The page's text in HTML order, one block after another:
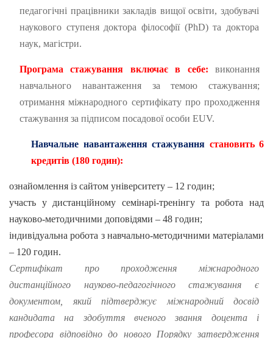
педагогічні працівники закладів вищої освіти, здобувачі
наукового ступеня доктора філософії (PhD) та доктора
наук, магістри.
Програма стажування включає в себе: виконання
навчального навантаження за темою стажування;
отримання міжнародного сертифікату про проходження
стажування за підписом посадової особи EUV.
Навчальне навантаження стажування становить 6
кредитів (180 годин):
ознайомлення із сайтом університету – 12 годин;
участь у дистанційному семінарі-тренінгу та робота над
науково-методичними доповідями – 48 годин;
індивідуальна робота з навчально-методичними матеріалами
– 120 годин.
Сертифікат про проходження міжнародного
дистанційного науково-педагогічного стажування є
документом, який підтверджує міжнародний досвід
кандидата на здобуття вченого звання доцента і
професора відповідно до нового Порядку затвердження